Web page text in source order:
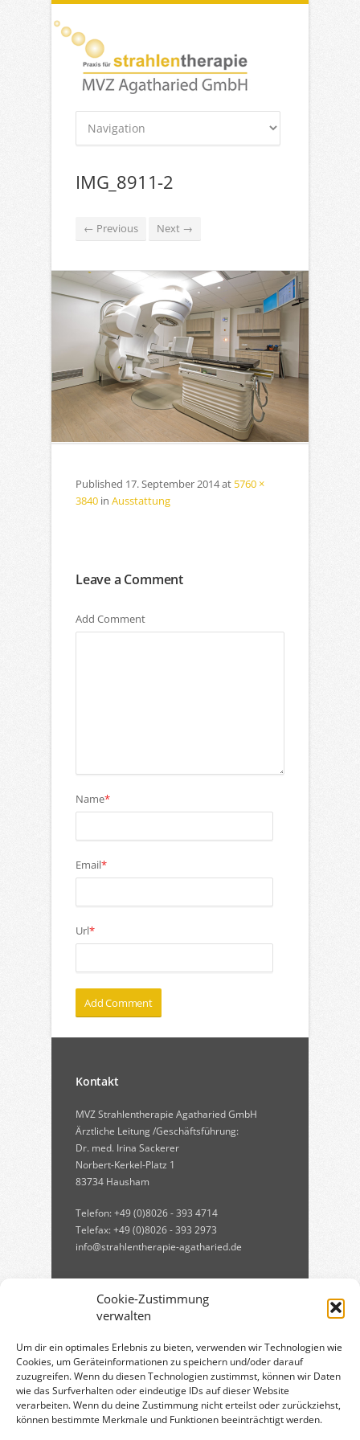
Cookie-Zustimmung
verwalten
Um dir ein optimales Erlebnis zu bieten, verwenden wir Technologien wie
Cookies, um Geräteinformationen zu speichern und/oder darauf
zuzugreifen. Wenn du diesen Technologien zustimmst, können wir Daten
wie das Surfverhalten oder eindeutige IDs auf dieser Website
verarbeiten. Wenn du deine Zustimmung nicht erteilst oder zurückziehst,
können bestimmte Merkmale und Funktionen beeinträchtigt werden.
IMG_8911-2
← Previous Next →
Published 17. September 2014at 5760 ×
3840 in Ausstattung
Leave a Comment
Add Comment
Name*
Email*
Url*
Kontakt
MVZ Strahlentherapie Agatharied GmbH
Ärztliche Leitung /Geschäftsführung:
Dr. med. Irina Sackerer
Norbert-Kerkel-Platz 1
83734 Hausham
Telefon: +49 (0)8026 - 393 4714
Telefax: +49 (0)8026 - 393 2973
info@strahlentherapie-agatharied.de
Qualitätsmanagement:
Qualitätsmanagement in der